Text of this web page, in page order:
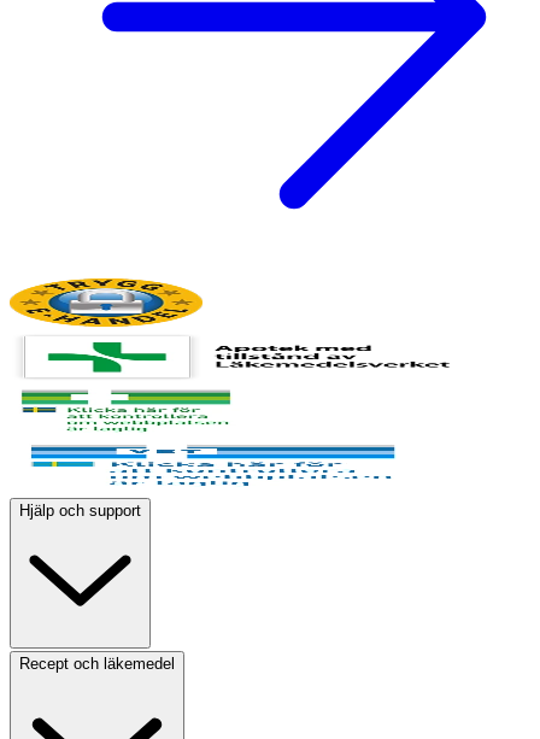
Hjälp och support
Recept och läkemedel